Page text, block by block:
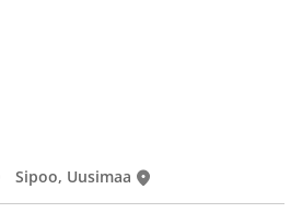
Sipoo, Uusimaa